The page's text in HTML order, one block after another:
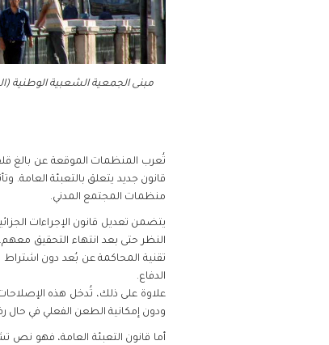
الإمارات
اليمن
مبنى الجمعية الشعبية الوطنية
قانون جديد يتعلق بالتعبئة
منظمات المجتمع المدني.
يتضمن تعديل قانون الإجراءات
النظر حتى بعد انتهاء التحقيق
تقنية المحاكمة عن بُعد دون اشتراط
الدفاع.
علاوة على ذلك، تُدخل هذه الإصلاحات
ودون إمكانية الطعن الفعلي في حال
أما قانون التعبئة العامة، فهو نص